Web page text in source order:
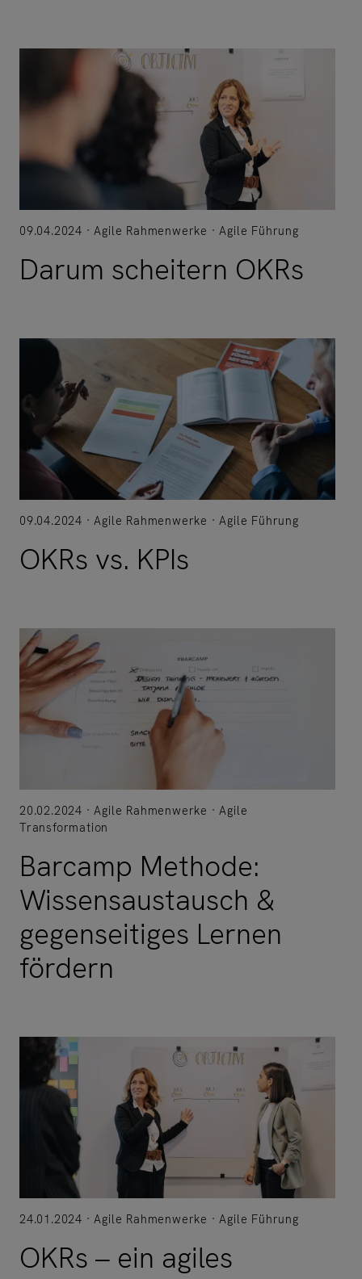
09.04.2024 Agile Rahmenwerke Agile Führung
Darum scheitern OKRs
09.04.2024 Agile Rahmenwerke Agile Führung
OKRs vs. KPIs
20.02.2024 Agile Rahmenwerke
Agile
Transformation
Barcamp Methode:
Wissensaustausch &
gegenseitiges Lernen
fördern
24.01.2024 Agile Rahmenwerke Agile Führung
OKRs – ein agiles